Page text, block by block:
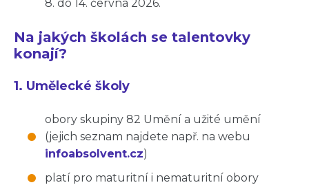
8. do 14. června 2026.
Na jakých školách se talentovky
konají?
1. Umělecké školy
obory skupiny 82 Umění a užité umění
(jejich seznam najdete např. na webu
infoabsolvent.cz)
platí pro maturitní i nematuritní obory